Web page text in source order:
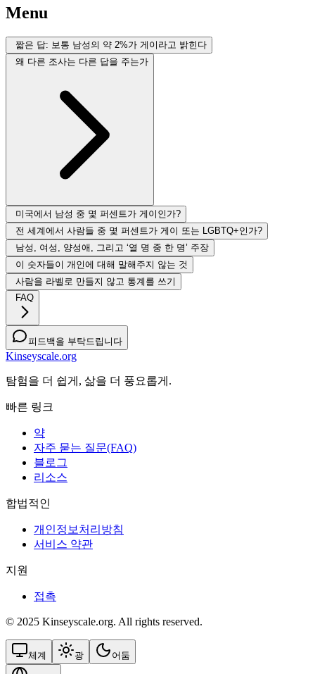
Menu
짧은 답: 보통 남성의 약 2%가 게이라고 밝힌다
왜 다른 조사는 다른 답을 주는가
미국에서 남성 중 몇 퍼센트가 게이인가?
전 세계에서 사람들 중 몇 퍼센트가 게이 또는 LGBTQ+인가?
남성, 여성, 양성애, 그리고 ‘열 명 중 한 명’ 주장
이 숫자들이 개인에 대해 말해주지 않는 것
사람을 라벨로 만들지 않고 통계를 쓰기
FAQ
피드백을 부탁드립니다
Kinseyscale.org
탐험을 더 쉽게, 삶을 더 풍요롭게.
빠른 링크
약
자주 묻는 질문(FAQ)
블로그
리소스
합법적인
개인정보처리방침
서비스 약관
지원
접촉
© 2025 Kinseyscale.org. All rights reserved.
체계 광 어둠